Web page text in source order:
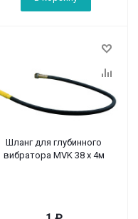
Шланг для глубинного
вибратора MVK 38 х 4м